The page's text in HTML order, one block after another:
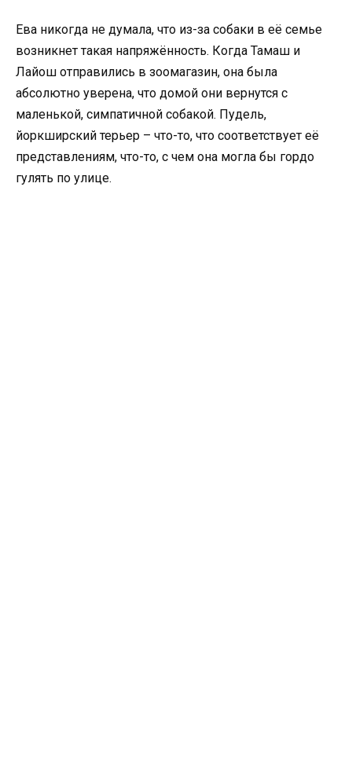
Ева никогда не думала, что из-за собаки в её семье
возникнет такая напряжённость. Когда Тамаш и
Лайош отправились в зоомагазин, она была
абсолютно уверена, что домой они вернутся с
маленькой, симпатичной собакой. Пудель,
йоркширский терьер – что-то, что соответствует её
представлениям, что-то, с чем она могла бы гордо
гулять по улице.